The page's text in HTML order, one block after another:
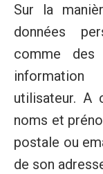
Sur la
données
comme des
utilisateur. A
noms et
postale ou
de son